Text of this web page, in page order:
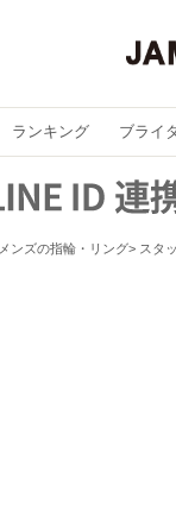
ランキング ブライ
メンズの指輪・リング スタ